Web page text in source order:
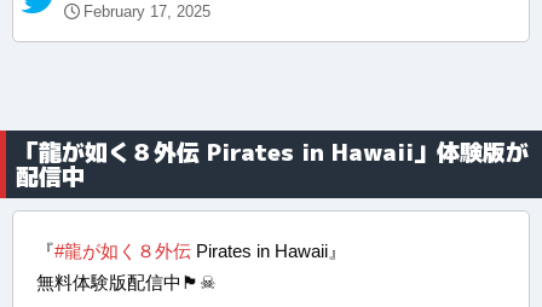
February 17, 2025
「龍が如く８外伝 Pirates in Hawaii」体験版が
配信中
『#龍が如く８外伝 Pirates in Hawaii』
無料体験版配信中🏴☠